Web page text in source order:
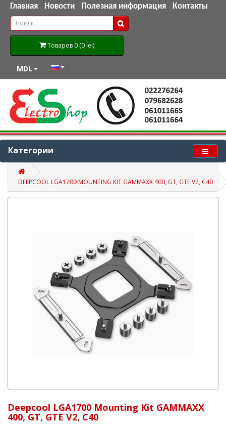
Главная Новости Полезная информация Контакты
Товаров 0 (0 lei)
MDL
Категории
DEEPCOOL LGA1700 MOUNTING KIT GAMMAXX 400, GT, GTE V2, C40
Deepcool LGA1700 Mounting Kit GAMMAXX
400, GT, GTE V2, C40